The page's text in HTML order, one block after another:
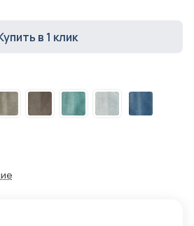
в 1 клик